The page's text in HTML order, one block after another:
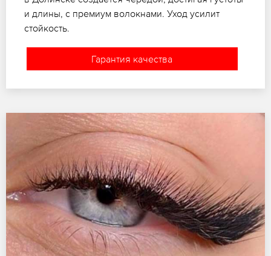
и длины, с премиум волокнами. Уход усилит
стойкость.
Гарантия качества